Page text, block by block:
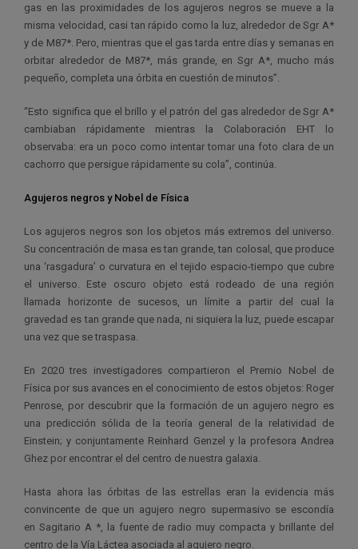
gas en las proximidades de los agujeros negros se mueve a la
misma velocidad, casi tan rápido como la luz, alrededor de Sgr A*
y de M87*. Pero, mientras que el gas tarda entre días y semanas en
orbitar alrededor de M87*, más grande, en Sgr A*, mucho más
pequeño, completa una órbita en cuestión de minutos”.
“Esto significa que el brillo y el patrón del gas alrededor de Sgr A*
cambiaban rápidamente mientras la Colaboración EHT lo
observaba: era un poco como intentar tomar una foto clara de un
cachorro que persigue rápidamente su cola”, continúa.
Agujeros negros y Nobel de Física
Los agujeros negros son los objetos más extremos del universo.
Su concentración de masa es tan grande, tan colosal, que produce
una ‘rasgadura’ o curvatura en el tejido espacio-tiempo que cubre
el universo. Este oscuro objeto está rodeado de una región
llamada horizonte de sucesos, un límite a partir del cual la
gravedad es tan grande que nada, ni siquiera la luz, puede escapar
una vez que se traspasa.
En 2020 tres investigadores compartieron el Premio Nobel de
Física por sus avances en el conocimiento de estos objetos: Roger
Penrose, por descubrir que la formación de un agujero negro es
una predicción sólida de la teoría general de la relatividad de
Einstein; y conjuntamente Reinhard Genzel y la profesora Andrea
Ghez por encontrar el del centro de nuestra galaxia.
Hasta ahora las órbitas de las estrellas eran la evidencia más
convincente de que un agujero negro supermasivo se escondía
en Sagitario A *, la fuente de radio muy compacta y brillante del
centro de la Vía Láctea asociada al agujero negro.